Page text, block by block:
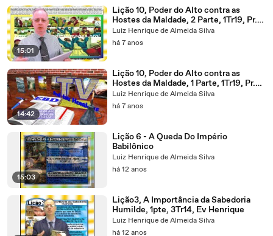
15:01
Lição 10, Poder do Alto contra as
Hostes da Maldade, 2 Parte, 1Tr19, Pr.
Henrique, EBD NA TV
Luiz Henrique de Almeida Silva
há 7 anos
14:42
Lição 10, Poder do Alto contra as
Hostes da Maldade, 1 Parte, 1Tr19, Pr.
Henrique, EBD NA TV
Luiz Henrique de Almeida Silva
há 7 anos
15:03
Lição 6 - A Queda Do Império
Babilônico
Luiz Henrique de Almeida Silva
há 12 anos
Lição3, A Importância da Sabedoria
Humilde, 1pte, 3Tr14, Ev Henrique
Luiz Henrique de Almeida Silva
há 12 anos